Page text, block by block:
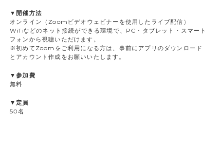
▼開催方法
オンライン（Zoomビデオウェビナーを使用したライブ配信）
Wifiなどのネット接続ができる環境で、PC・タブレット・スマート
フォンから視聴いただけます。
※初めてZoomをご利用になる方は、事前にアプリのダウンロード
とアカウント作成をお願いいたします。
▼参加費
無料
▼定員
50名